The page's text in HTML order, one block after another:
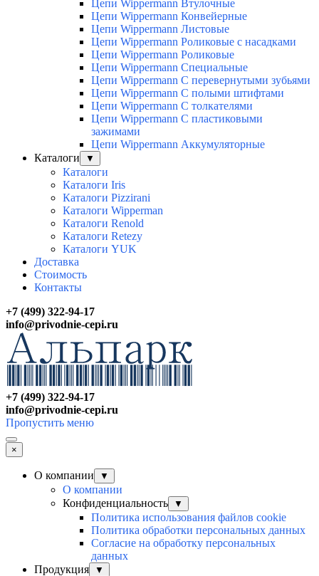
Цепи Wippermann Втулочные
Цепи Wippermann Конвейерные
Цепи Wippermann Листовые
Цепи Wippermann Роликовые с насадками
Цепи Wippermann Роликовые
Цепи Wippermann Специальные
Цепи Wippermann С перевернутыми зубьями
Цепи Wippermann С полыми штифтами
Цепи Wippermann С толкателями
Цепи Wippermann С пластиковыми
зажимами
Цепи Wippermann Аккумуляторные
Каталоги
▼
Каталоги
Каталоги Iris
Каталоги Pizzirani
Каталоги Wipperman
Каталоги Renold
Каталоги Retezy
Каталоги YUK
Доставка
Стоимость
Контакты
+7 (499) 322-94-17
info@privodnie-cepi.ru
+7 (499) 322-94-17
info@privodnie-cepi.ru
Пропустить меню
×
О компании ▼
О компании
Конфиденциальность
▼
Политика использования файлов cookie
Политика обработки персональных данных
Согласие на обработку персональных
данных
Продукция
▼